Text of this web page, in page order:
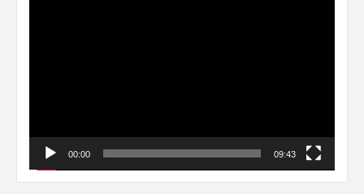
00:00 09:43